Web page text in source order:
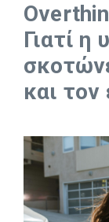
Γιατί η
και